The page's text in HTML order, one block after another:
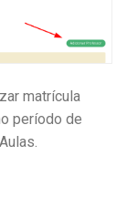
matrícula
período de